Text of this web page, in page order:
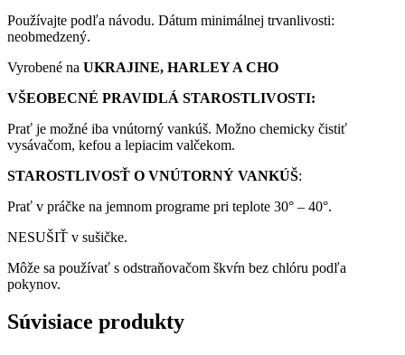
Používajte podľa návodu. Dátum minimálnej trvanlivosti:
neobmedzený.
Vyrobené na UKRAJINE, HARLEY A CHO
VŠEOBECNÉ PRAVIDLÁ STAROSTLIVOSTI:
Prať je možné iba vnútorný vankúš. Možno chemicky čistiť
vysávačom, kefou a lepiacim valčekom.
STAROSTLIVOSŤ O VNÚTORNÝ VANKÚŠ:
Prať v práčke na jemnom programe pri teplote 30° – 40°.
NESUŠIŤ v sušičke.
Môže sa používať s odstraňovačom škvŕn bez chlóru podľa
pokynov.
Súvisiace produkty